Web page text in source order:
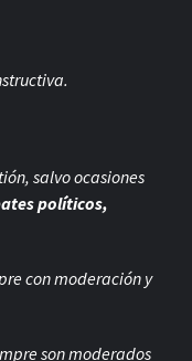
salvo ocasiones
políticos,
conmoderación y
son moderados